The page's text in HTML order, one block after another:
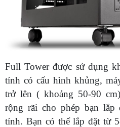
Full Tower được sử dụng
tính có cấu hình khủng,
trở lên ( khoảng 50-90
rộng rãi cho phép bạn
tính. Bạn có thể lắp đặt từ